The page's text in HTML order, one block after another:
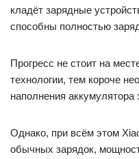
кладёт зарядные
способны полностью
Прогресс не стоит на
технологии, тем короче
наполнения аккумулятора
Однако, при всём этом
обычных зарядок,